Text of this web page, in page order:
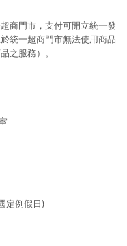
商門市，支付可開立統一發
統一超商門市無法使用商品
之服務）。
定例假日)